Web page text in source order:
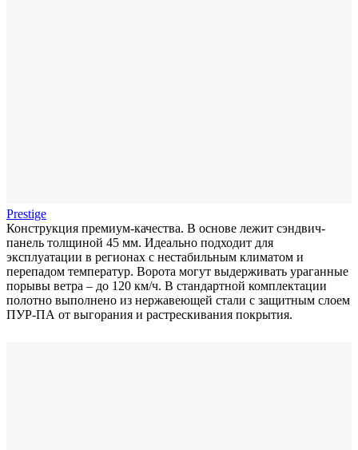
Prestige
Конструкция премиум-качества. В основе лежит сэндвич-
панель толщиной 45 мм. Идеально подходит для
эксплуатации в регионах с нестабильным климатом и
перепадом температур. Ворота могут выдерживать ураганные
порывы ветра – до 120 км/ч. В стандартной комплектации
полотно выполнено из нержавеющей стали с защитным слоем
ПУР-ПА от выгорания и растрескивания покрытия.